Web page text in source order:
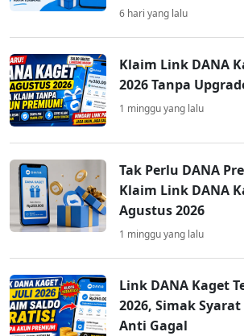
6 hari yang lalu
Klaim Link DANA
2026 Tanpa
1 minggu yang lalu
Tak Perlu DANA
Klaim Link DANA
Agustus 2026
1 minggu yang lalu
Link DANA Kaget
2026, Simak
Anti Gagal